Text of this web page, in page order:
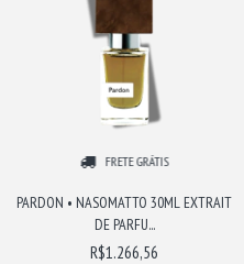
FRETE GRÁTIS
PARDON • NASOMATTO 30ML EXTRAIT
DE PARFU...
R$1.266,56